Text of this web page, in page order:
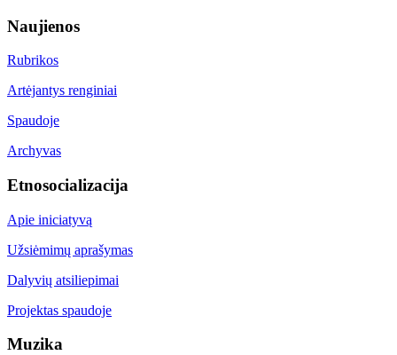
Naujienos
Rubrikos
Artėjantys renginiai
Spaudoje
Archyvas
Etnosocializacija
Apie iniciatyvą
Užsiėmimų aprašymas
Dalyvių atsiliepimai
Projektas spaudoje
Muzika